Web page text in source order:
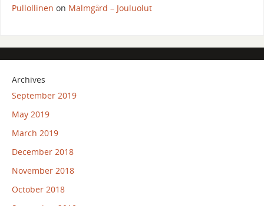
Pullollinen on Malmgård – Jouluolut
Archives
September 2019
May 2019
March 2019
December 2018
November 2018
October 2018